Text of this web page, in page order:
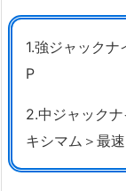
1.強ジャック
P
2.中ジャック
キシマム＞最